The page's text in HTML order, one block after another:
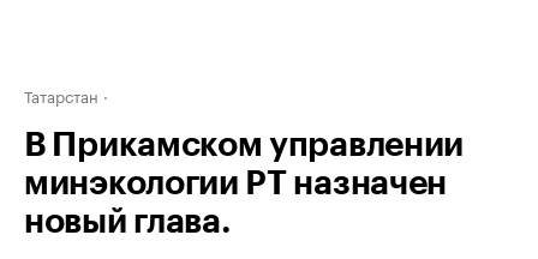
Татарстан
В Прикамском управлении
минэкологии РТ назначен
новый глава.